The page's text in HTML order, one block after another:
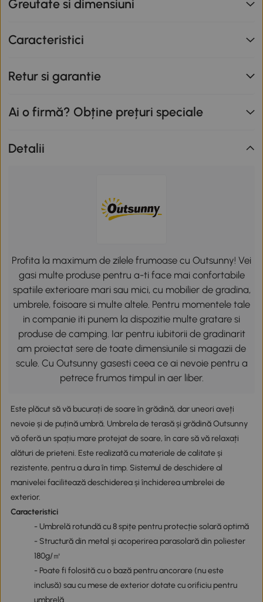
Greutate si dimensiuni
Caracteristici
Retur si garantie
Ai o firmă? Obține prețuri speciale
Detalii
Profita la maximum de zilele frumoase cu Outsunny! Vei
gasi multe produse pentru a-ti face mai confortabile
spatiile exterioare mari sau mici, cu mobilier de gradina,
umbrele, foisoare si multe altele. Pentru momentele tale
in companie iti punem la dispozitie multe gratare si
produse de camping. Iar pentru iubitorii de gradinarit
am proiectat sere de toate dimensiunile si magazii de
scule. Cu Outsunny gasesti ceea ce ai nevoie pentru a
petrece frumos timpul in aer liber.
Este plăcut să vă bucurați de soare în grădină, dar uneori aveți
nevoie și de puțină umbră. Umbrela de terasă și grădină Outsunny
vă oferă un spațiu mare protejat de soare, în care să vă relaxați
alături de prieteni. Este realizată cu materiale de calitate și
rezistente, pentru a dura în timp. Sistemul de deschidere al
manivelei facilitează deschiderea și închiderea umbrelei de
exterior.
Caracteristici
- Umbrelă rotundă cu 8 spițe pentru protecție solară optimă
- Structură din metal și acoperirea parasolară din poliester
180g/㎡
- Poate fi folosită cu o bază pentru ancorare (nu este
inclusă) sau cu mese de exterior dotate cu orificiu pentru